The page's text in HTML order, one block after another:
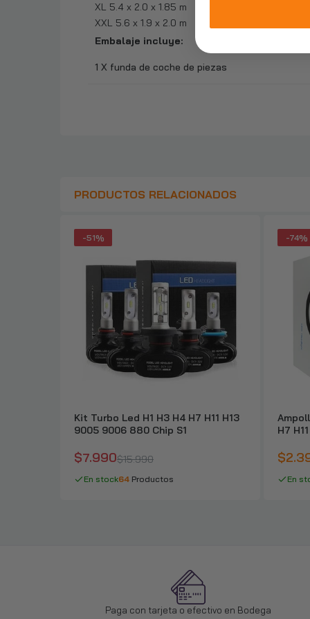
XL 5.4 x 2.0 x 1.85 m
XXL 5.6 x 1.9 x 2.0 m
Embalaje incluye:
1 X funda de coche de piezas
PRODUCTOS RELACIONADOS
-51%
Kit Turbo Led H1 H3 H4 H7 H11 H13
9005 9006 880 Chip S1
$7.990$15.990
En stock64 Productos
-74%
H7
En
Paga con tarjeta o efectivo en Bodega